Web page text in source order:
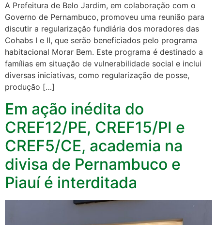
A Prefeitura de Belo Jardim, em colaboração com o
Governo de Pernambuco, promoveu uma reunião para
discutir a regularização fundiária dos moradores das
Cohabs I e II, que serão beneficiados pelo programa
habitacional Morar Bem. Este programa é destinado a
famílias em situação de vulnerabilidade social e inclui
diversas iniciativas, como regularização de posse,
produção […]
Em ação inédita do
CREF12/PE, CREF15/PI e
CREF5/CE, academia na
divisa de Pernambuco e
Piauí é interditada